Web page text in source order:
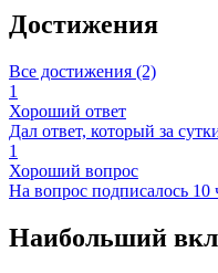
Достижения
Все достижения (2)
1
Хороший ответ
Дал ответ, который за
1
Хороший вопрос
На вопрос подписалось 10
Наибольший